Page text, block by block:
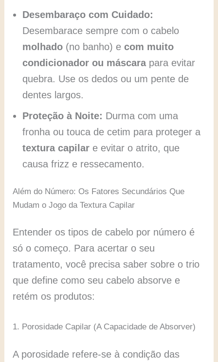
Desembaraço com Cuidado:
Desembarace sempre com o cabelo
molhado (no banho) ecom muito
condicionador ou máscarapara evitar
quebra. Use os dedos ou um pente de
dentes largos.
Proteção à Noite: Durma com uma
fronha ou touca de cetim para proteger a
textura capilar e evitar o atrito, que
causa frizz e ressecamento.
Além do Número: Os Fatores Secundários Que
Mudam o Jogo da Textura Capilar
Entender os tipos de cabelo por número é
só o começo. Para acertar o seu
tratamento, você precisa saber sobre o trio
que define como seu cabelo absorve e
retém os produtos:
1. Porosidade Capilar (A Capacidade de Absorver)
A porosidade refere-se à condição das